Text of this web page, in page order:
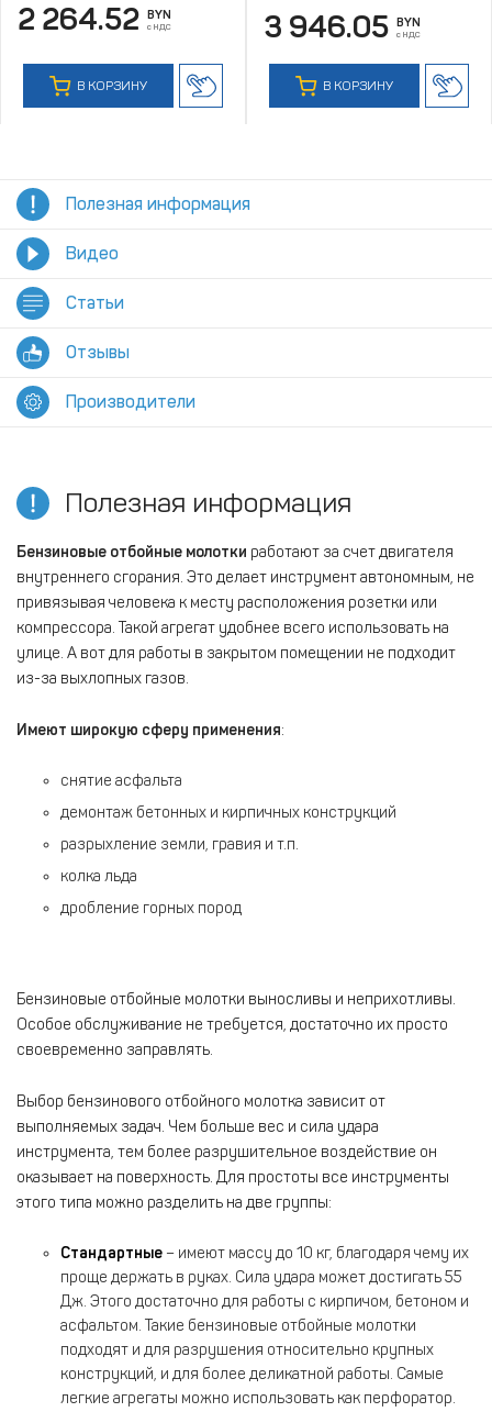
2 264.52 BYN
с НДС
В КОРЗИНУ
3 946.05 BYN
с НДС
В КОРЗИНУ
Полезная информация
Видео
Статьи
Отзывы
Производители
Полезная информация
Бензиновые отбойные молотки работают за счет двигателя
внутреннего сгорания. Это делает инструмент автономным, не
привязывая человека к месту расположения розетки или
компрессора. Такой агрегат удобнее всего использовать на
улице. А вот для работы в закрытом помещении не подходит
из-за выхлопных газов.
Имеют широкую сферу применения:
снятие асфальта
демонтаж бетонных и кирпичных конструкций
разрыхление земли, гравия и т.п.
колка льда
дробление горных пород
Бензиновые отбойные молотки выносливы и неприхотливы.
Особое обслуживание не требуется, достаточно их просто
своевременно заправлять.
Выбор бензинового отбойного молотка зависит от
выполняемых задач. Чем больше вес и сила удара
инструмента, тем более разрушительное воздействие он
оказывает на поверхность. Для простоты все инструменты
этого типа можно разделить на две группы:
Стандартные – имеют массу до 10 кг, благодаря чему их
проще держать в руках. Сила удара может достигать 55
Дж. Этого достаточно для работы с кирпичом, бетоном и
асфальтом. Такие бензиновые отбойные молотки
подходят и для разрушения относительно крупных
конструкций, и для более деликатной работы. Самые
легкие агрегаты можно использовать как перфоратор.